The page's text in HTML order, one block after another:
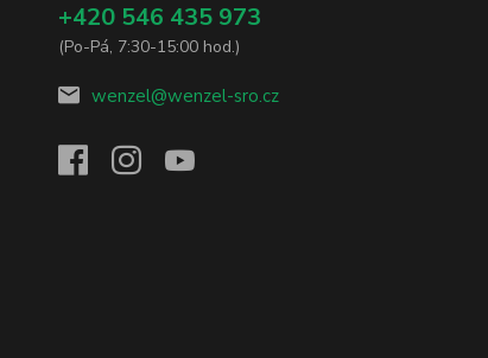
+420 546 435 973
(Po-Pá, 7:30-15:00 hod.)
wenzel@wenzel-sro.cz